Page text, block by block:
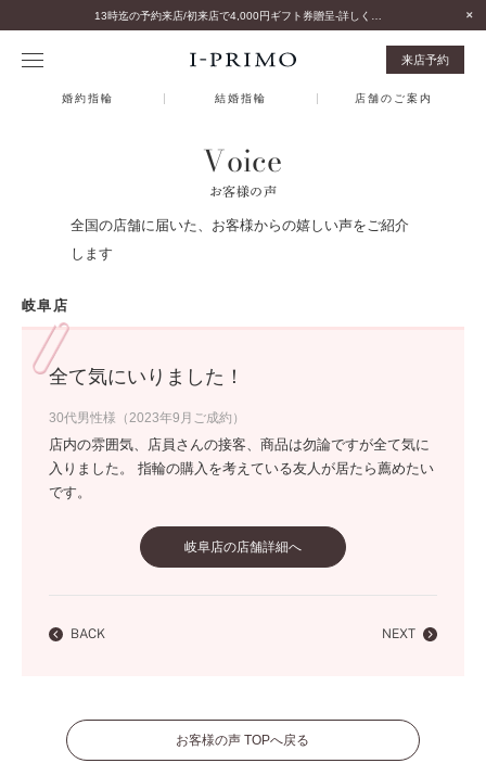
来店予約
婚約指輪 結婚指輪 店舗のご案内
Voice
お客様の声
全国の店舗に届いた、お客様からの嬉しい声をご紹介
します
岐阜店
全て気にいりました！
30代男性様（2023年9月ご成約）
店内の雰囲気、店員さんの接客、商品は勿論ですが全て気に
入りました。 指輪の購入を考えている友人が居たら薦めたい
です。
岐阜店の店舗詳細へ
BACK NEXT
お客様の声 TOPへ戻る